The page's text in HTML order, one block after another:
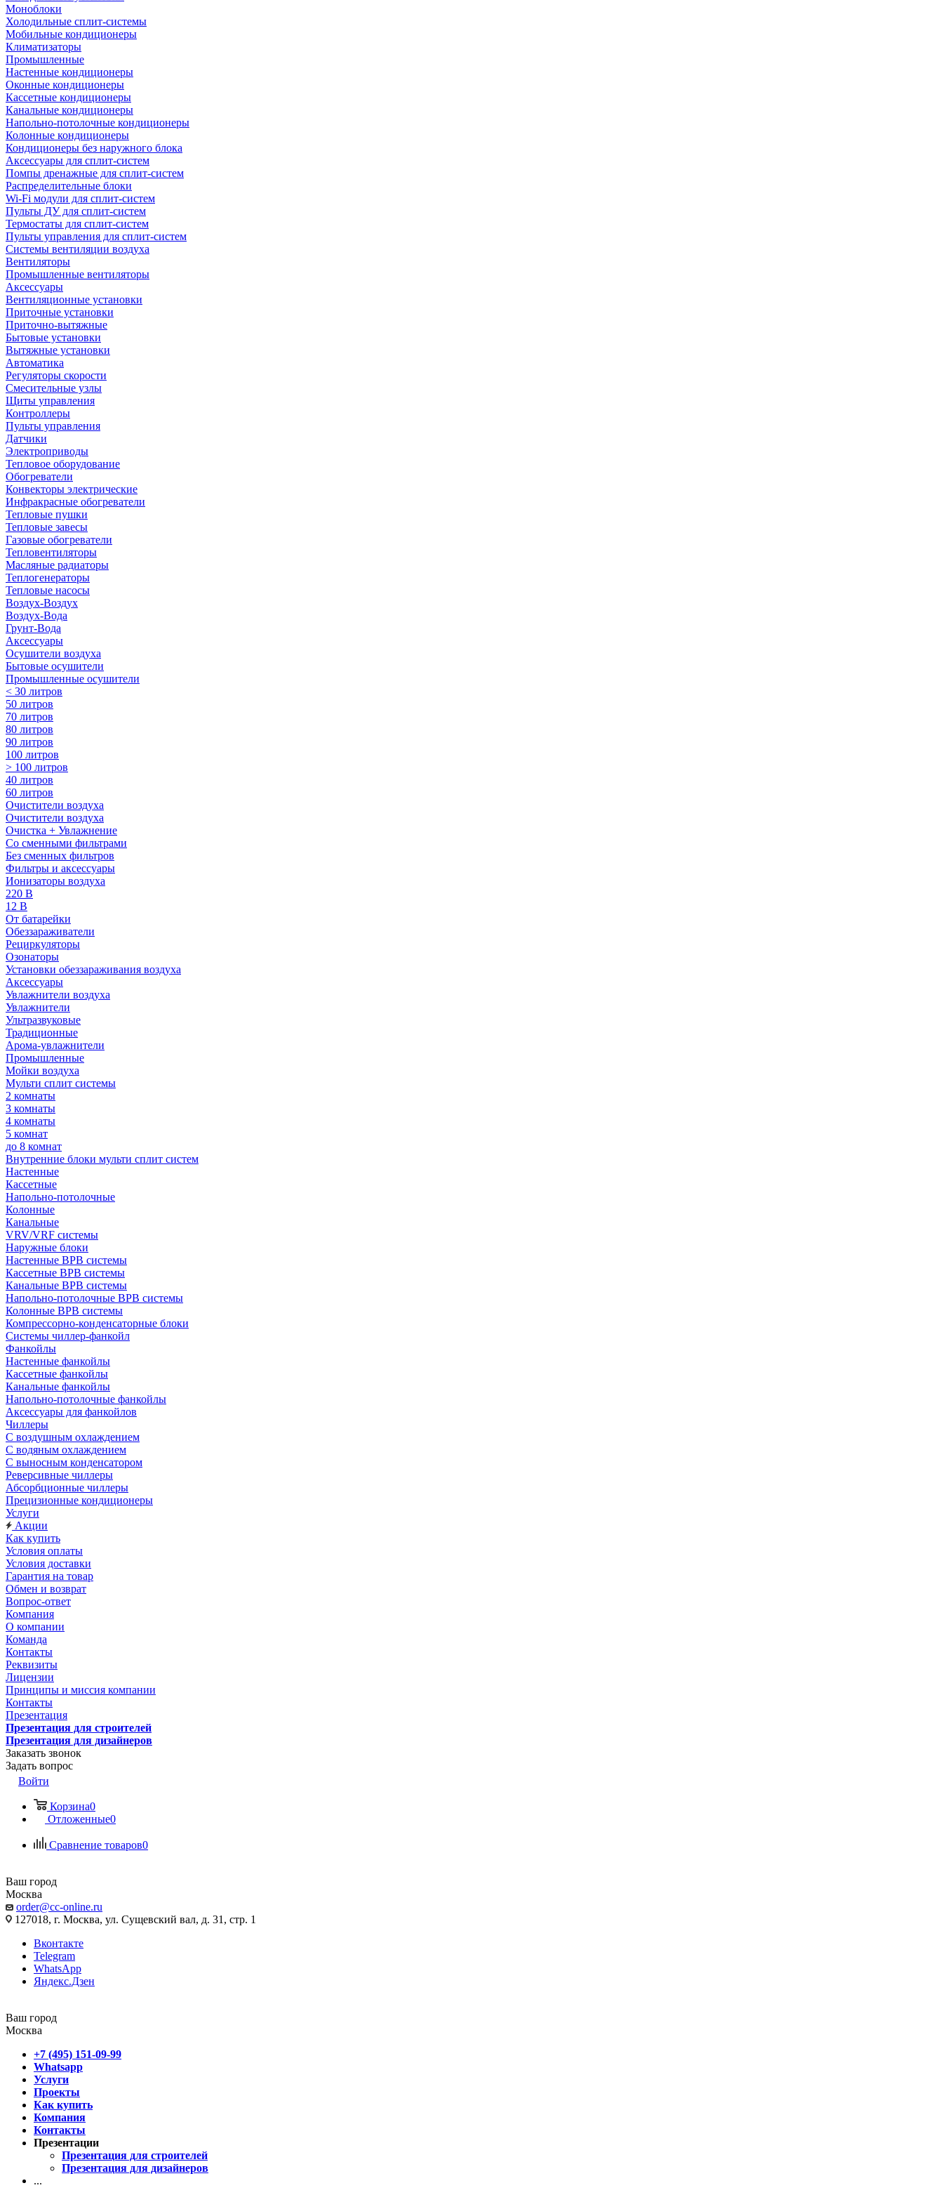
Моноблоки
Холодильные сплит-системы
Мобильные кондиционеры
Климатизаторы
Промышленные
Настенные кондиционеры
Оконные кондиционеры
Кассетные кондиционеры
Канальные кондиционеры
Напольно-потолочные кондиционеры
Колонные кондиционеры
Кондиционеры без наружного блока
Аксессуары для сплит-систем
Помпы дренажные для сплит-систем
Распределительные блоки
Wi-Fi модули для сплит-систем
Пульты ДУ для сплит-систем
Термостаты для сплит-систем
Пульты управления для сплит-систем
Системы вентиляции воздуха
Вентиляторы
Промышленные вентиляторы
Аксессуары
Вентиляционные установки
Приточные установки
Приточно-вытяжные
Бытовые установки
Вытяжные установки
Автоматика
Регуляторы скорости
Смесительные узлы
Щиты управления
Контроллеры
Пульты управления
Датчики
Электроприводы
Тепловое оборудование
Обогреватели
Конвекторы электрические
Инфракрасные обогреватели
Тепловые пушки
Тепловые завесы
Газовые обогреватели
Тепловентиляторы
Масляные радиаторы
Теплогенераторы
Тепловые насосы
Воздух-Воздух
Воздух-Вода
Грунт-Вода
Аксессуары
Осушители воздуха
Бытовые осушители
Промышленные осушители
< 30 литров
50 литров
70 литров
80 литров
90 литров
100 литров
> 100 литров
40 литров
60 литров
Очистители воздуха
Очистители воздуха
Очистка + Увлажнение
Cо сменными фильтрами
Без сменных фильтров
Фильтры и аксессуары
Ионизаторы воздуха
220 В
12 В
От батарейки
Обеззараживатели
Рециркуляторы
Озонаторы
Установки обеззараживания воздуха
Аксессуары
Увлажнители воздуха
Увлажнители
Ультразвуковые
Традиционные
Арома-увлажнители
Промышленные
Мойки воздуха
Мульти сплит системы
2 комнаты
3 комнаты
4 комнаты
5 комнат
до 8 комнат
Внутренние блоки мульти сплит систем
Настенные
Кассетные
Напольно-потолочные
Колонные
Канальные
VRV/VRF системы
Наружные блоки
Настенные ВРВ системы
Кассетные ВРВ системы
Канальные ВРВ системы
Напольно-потолочные ВРВ системы
Колонные ВРВ системы
Компрессорно-конденсаторные блоки
Системы чиллер-фанкойл
Фанкойлы
Настенные фанкойлы
Кассетные фанкойлы
Канальные фанкойлы
Напольно-потолочные фанкойлы
Аксессуары для фанкойлов
Чиллеры
С воздушным охлаждением
С водяным охлаждением
С выносным конденсатором
Реверсивные чиллеры
Абсорбционные чиллеры
Прецизионные кондиционеры
Услуги
Акции
Как купить
Условия оплаты
Условия доставки
Гарантия на товар
Обмен и возврат
Вопрос-ответ
Компания
О компании
Команда
Контакты
Реквизиты
Лицензии
Принципы и миссия компании
Контакты
Презентация
Презентация для строителей
Презентация для дизайнеров
Заказать звонок
Задать вопрос
Войти
Корзина0
Отложенные0
Сравнение товаров0
Ваш город
Москва
order@cc-online.ru
127018, г. Москва, ул. Сущевский вал, д. 31, стр. 1
Вконтакте
Telegram
WhatsApp
Яндекс.Дзен
Ваш город
Москва
+7 (495) 151-09-99
Whatsapp
Услуги
Проекты
Как купить
Компания
Контакты
Презентации
Презентация для строителей
Презентация для дизайнеров
...